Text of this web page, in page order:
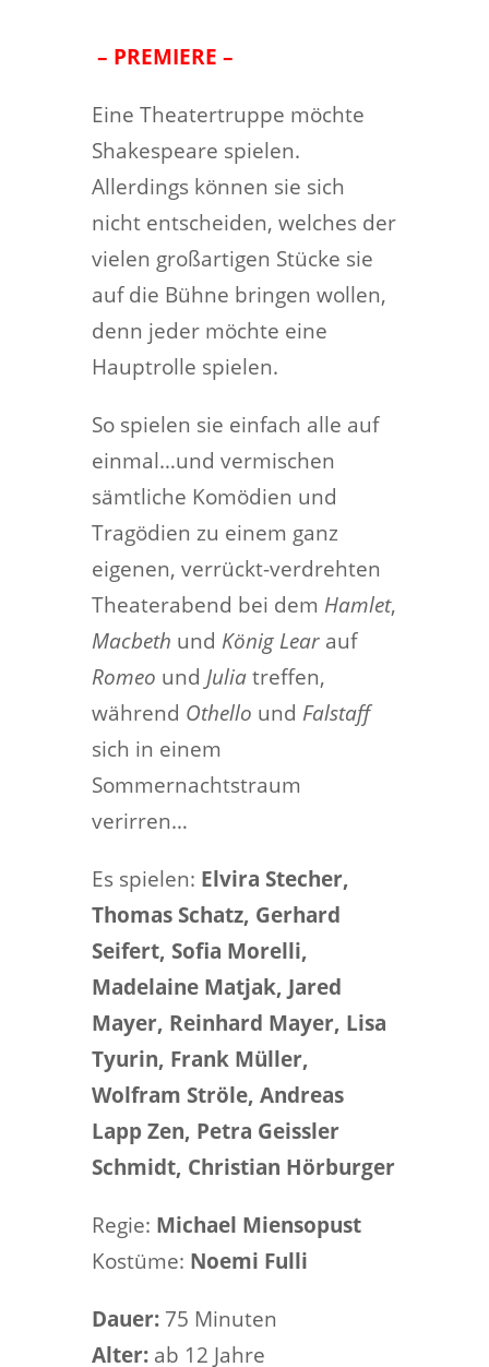
– PREMIERE –
Eine Theatertruppe möchte
Shakespeare spielen.
Allerdings können sie sich
nicht entscheiden, welches der
vielen großartigen Stücke sie
auf die Bühne bringen wollen,
denn jeder möchte eine
Hauptrolle spielen.
So spielen sie einfach alle auf
einmal…und vermischen
sämtliche Komödien und
Tragödien zu einem ganz
eigenen, verrückt-verdrehten
Theaterabend bei dem Hamlet,
Macbeth und König Lear auf
Romeo und Julia treffen,
während Othello und Falstaff
sich in einem
Sommernachtstraum
verirren…
Es spielen: Elvira Stecher,
Thomas Schatz, Gerhard
Seifert, Sofia Morelli,
Madelaine Matjak, Jared
Mayer, Reinhard Mayer, Lisa
Tyurin, Frank Müller,
Wolfram Ströle, Andreas
Lapp Zen, Petra Geissler
Schmidt, Christian Hörburger
Regie: Michael Miensopust
Kostüme: Noemi Fulli
Dauer: 75 Minuten
Alter: ab 12 Jahre